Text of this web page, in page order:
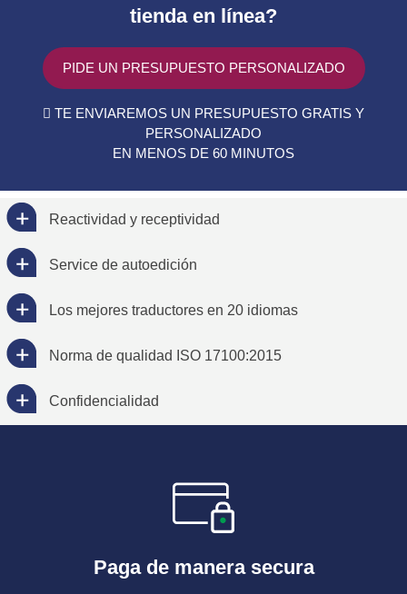
tienda en línea?
PIDE UN PRESUPUESTO PERSONALIZADO
TE ENVIAREMOS UN PRESUPUESTO GRATIS Y
PERSONALIZADO
EN MENOS DE 60 MINUTOS
Reactividad y receptividad
Service de autoedición
Los mejores traductores en 20 idiomas
Norma de qualidad ISO 17100:2015
Confidencialidad
Paga de manera secura